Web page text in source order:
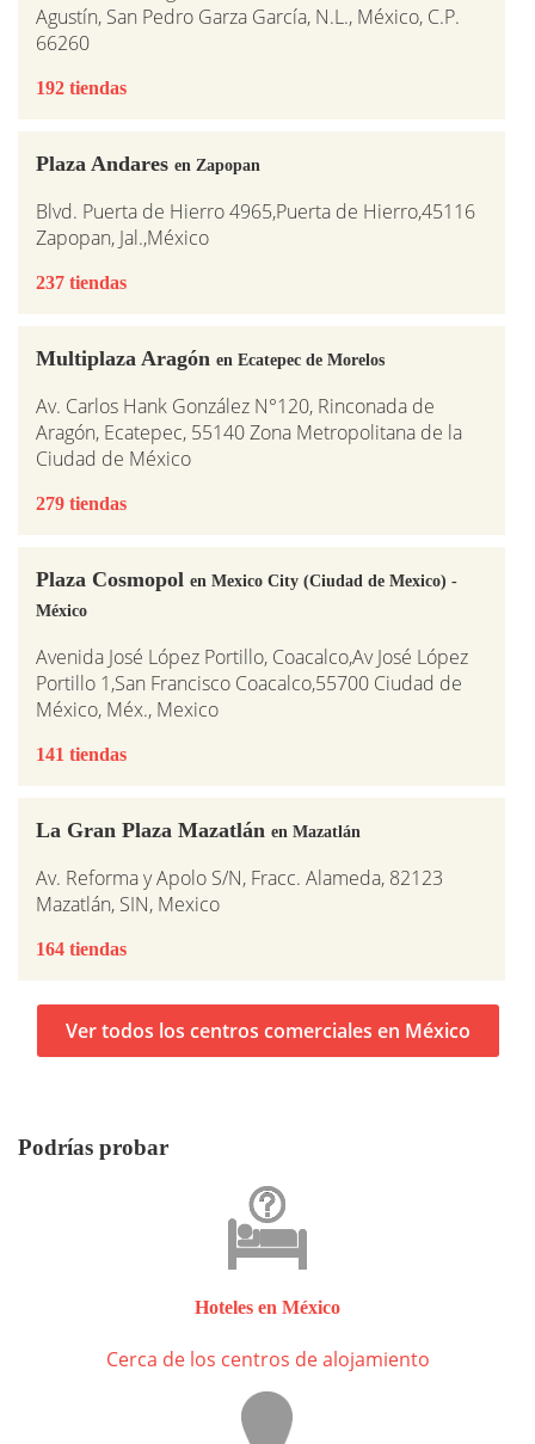
Agustín, San Pedro Garza García, N.L., México, C.P.
66260
192 tiendas
Plaza Andares en Zapopan
Blvd. Puerta de Hierro 4965,Puerta de Hierro,45116
Zapopan, Jal.,México
237 tiendas
Multiplaza Aragón en Ecatepec de Morelos
Av. Carlos Hank González N°120, Rinconada de
Aragón, Ecatepec, 55140 Zona Metropolitana de la
Ciudad de México
279 tiendas
Plaza Cosmopol en Mexico City (Ciudad de Mexico) -
México
Avenida José López Portillo, Coacalco,Av José López
Portillo 1,San Francisco Coacalco,55700 Ciudad de
México, Méx., Mexico
141 tiendas
La Gran Plaza Mazatlán en Mazatlán
Av. Reforma y Apolo S/N, Fracc. Alameda, 82123
Mazatlán, SIN, Mexico
164 tiendas
Ver todos los centros comerciales en México
Podrías probar
Hoteles en México
Cerca de los centros de alojamiento